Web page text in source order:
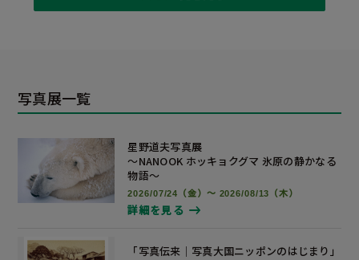
写真展一覧
星野道夫写真展
～NANOOK ホッキョクグマ 氷原の静かなる
物語～
2026/07/24（金）～ 2026/08/13（木）
詳細を見る
「写真伝来｜写真大国ニッポンのはじまり」